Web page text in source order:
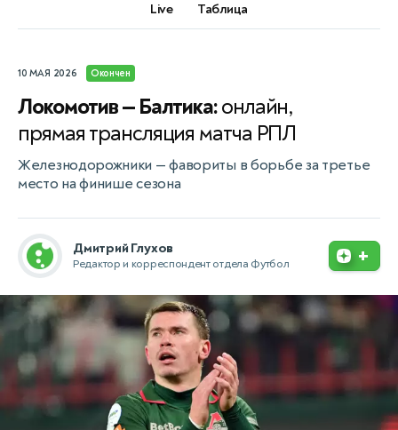
Live Таблица
10 МАЯ 2026 Окончен
Локомотив — Балтика:онлайн,
прямая трансляция матча РПЛ
Железнодорожники — фавориты в борьбе за третье
место на финише сезона
Дмитрий Глухов
Редактор и корреспондент отдела Футбол +